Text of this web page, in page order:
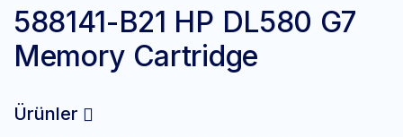
588141-B21 HP DL580 G7
Memory Cartridge
Ürünler